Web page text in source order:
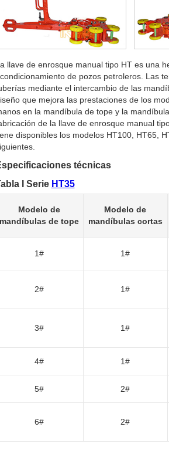
llave de enrosque manual tipo HT es una
de pozos petroleros. Las
mediante el intercambio de las
que mejora las prestaciones de los
en la mandíbula de tope y la
de la llave de enrosque manual
disponibles los modelos HT100, HT65,
técnicas
I Serie HT35
Modelo de
mandíbulas de tope
Modelo de
mandíbulas cortas
1# 1#
2#
1#
3# 1#
4# 1#
5# 2#
6# 2#